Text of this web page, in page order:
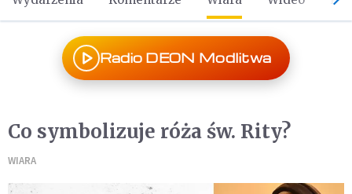
Radio DEON Modlitwa
Co symbolizuje róża św. Rity?
WIARA